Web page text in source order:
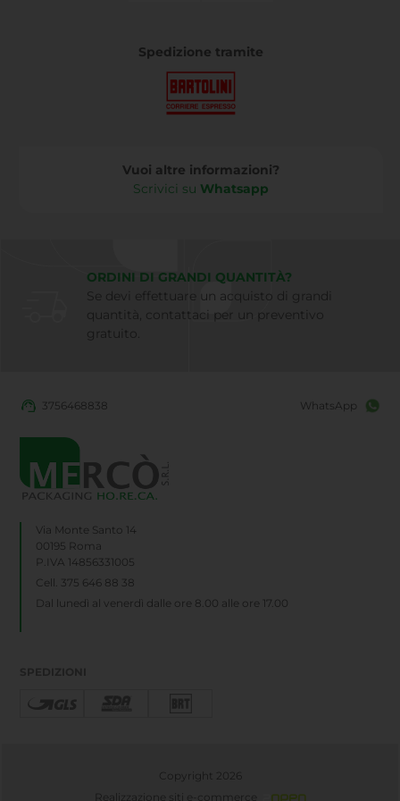
Spedizione tramite
Vuoi altre informazioni?
Scrivici su Whatsapp
ORDINI DI GRANDI QUANTITÀ?
Se devi effettuare un acquisto di grandi
quantità, contattaci per un preventivo
gratuito.
3756468838 WhatsApp
Via Monte Santo 14
00195 Roma
P.IVA 14856331005
Cell. 375 646 88 38
Dal lunedì al venerdì dalle ore 8.00 alle ore 17.00
Copyright 2026
Realizzazione siti e-commerce